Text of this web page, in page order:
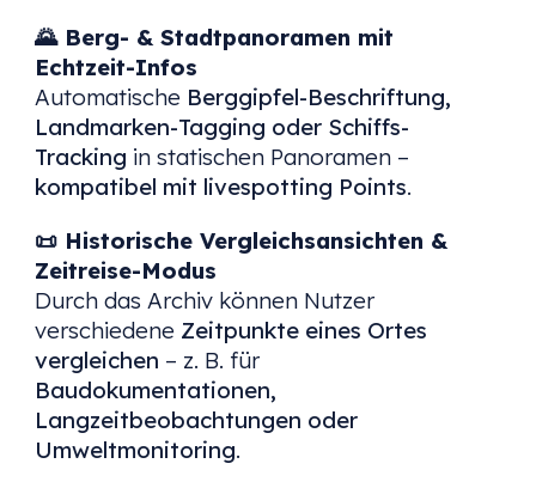
🌄 Berg- & Stadtpanoramen mit
Echtzeit-Infos
Automatische Berggipfel-Beschriftung,
Landmarken-Tagging oder Schiffs-
Tracking in statischen Panoramen –
kompatibel mit livespotting Points.
📜 Historische Vergleichsansichten &
Zeitreise-Modus
Durch das Archiv können Nutzer
verschiedene Zeitpunkte eines Ortes
vergleichen – z. B. für
Baudokumentationen,
Langzeitbeobachtungen oder
Umweltmonitoring.